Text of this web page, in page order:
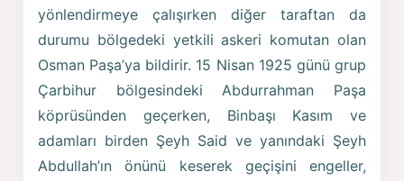
yönlendirmeye çalışırken diğer taraftan da
durumu bölgedeki yetkili askeri komutan olan
Osman Paşa’ya bildirir. 15 Nisan 1925 günü grup
Çarbihur bölgesindeki Abdurrahman Paşa
köprüsünden geçerken, Binbaşı Kasım ve
adamları birden Şeyh Said ve yanındaki Şeyh
Abdullah’ın önünü keserek geçişini engeller,